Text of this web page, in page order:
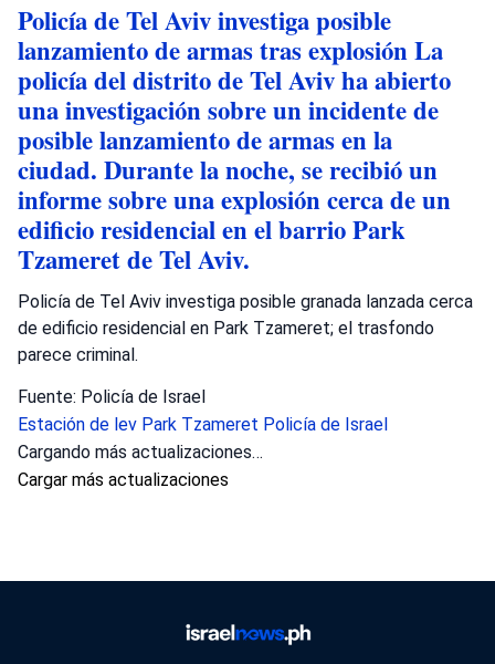
Policía de Tel Aviv investiga posible
lanzamiento de armas tras explosión La
policía del distrito de Tel Aviv ha abierto
una investigación sobre un incidente de
posible lanzamiento de armas en la
ciudad. Durante la noche, se recibió un
informe sobre una explosión cerca de un
edificio residencial en el barrio Park
Tzameret de Tel Aviv.
Policía de Tel Aviv investiga posible granada lanzada cerca
de edificio residencial en Park Tzameret; el trasfondo
parece criminal.
Fuente: Policía de Israel
Estación de lev Park Tzameret Policía de Israel
Cargando más actualizaciones…
Cargar más actualizaciones